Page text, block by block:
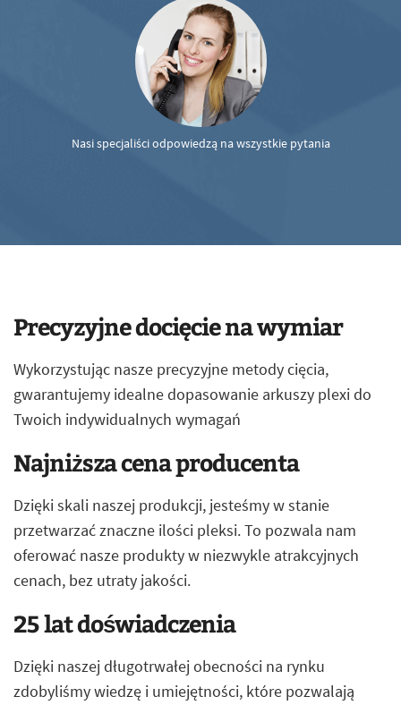
Nasi specjaliści odpowiedzą na wszystkie pytania
Precyzyjne docięcie na wymiar
Wykorzystując nasze precyzyjne metody cięcia,
gwarantujemy idealne dopasowanie arkuszy plexi do
Twoich indywidualnych wymagań
Najniższa cena producenta
Dzięki skali naszej produkcji, jesteśmy w stanie
przetwarzać znaczne ilości pleksi. To pozwala nam
oferować nasze produkty w niezwykle atrakcyjnych
cenach, bez utraty jakości.
25 lat doświadczenia
Dzięki naszej długotrwałej obecności na rynku
zdobyliśmy wiedzę i umiejętności, które pozwalają